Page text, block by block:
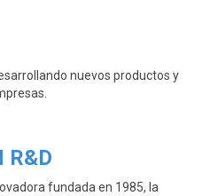
nuevos productos y
R&D
fundada en 1985, la